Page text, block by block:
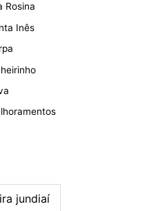
Rosina
Inês
jundiaí